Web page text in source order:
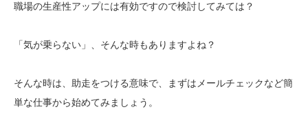
職場の生産性アップには有効ですので検討してみては？
「気が乗らない」、そんな時もありますよね？
そんな時は、助走をつける意味で、まずはメールチェックなど簡
単な仕事から始めてみましょう。